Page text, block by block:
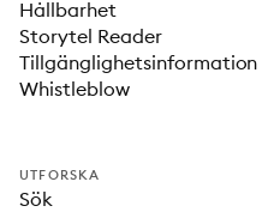
Hållbarhet
Storytel Reader
Tillgänglighetsinformation
Whistleblow
UTFORSKA
Sök